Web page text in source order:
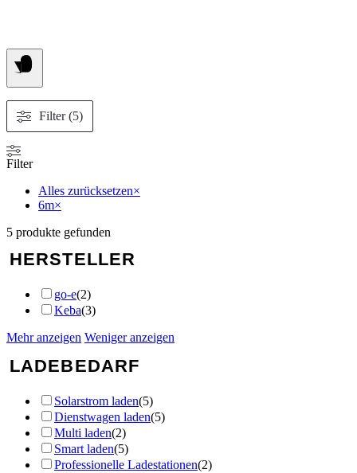
Filter (5)
Filter
Alles zurücksetzen×
6m×
5 produkte gefunden
HERSTELLER
go-e(2)
Keba(3)
Mehr anzeigen Weniger anzeigen
LADEBEDARF
Solarstrom laden(5)
Dienstwagen laden(5)
Multi laden(2)
Smart laden(5)
Professionelle Ladestationen(2)